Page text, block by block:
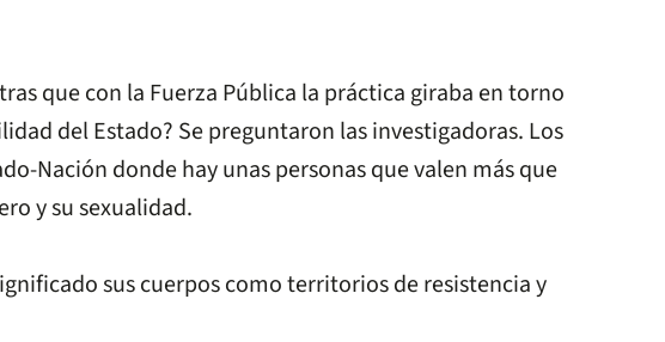
que con la Fuerza Pública la práctica giraba en torno
del Estado? Se preguntaron las investigadoras. Los
Nación donde hay unas personas que valen más que
y su sexualidad.
sus cuerpos como territorios de resistencia y